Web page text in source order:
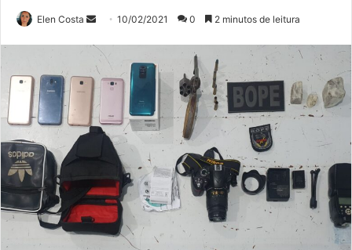
Elen Costa
Mande
e-
mail
10/02/2021 0 2 minutos de leitura